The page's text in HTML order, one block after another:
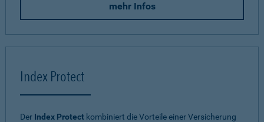
mehr Infos
Index Protect
Der Index Protect kombiniert die Vorteile einer Versicherung